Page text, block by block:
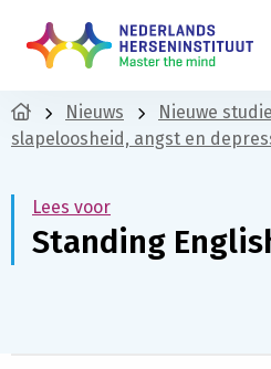
Nieuws
Nieuwe
slapeloosheid, angst en
Lees voor
Standing